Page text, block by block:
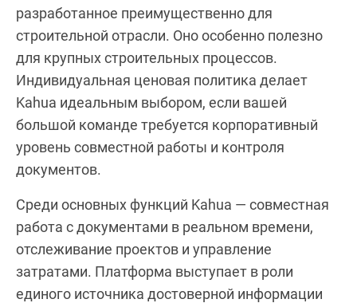
разработанное преимущественно для
строительной отрасли. Оно особенно полезно
для крупных строительных процессов.
Индивидуальная ценовая политика делает
Kahua идеальным выбором, если вашей
большой команде требуется корпоративный
уровень совместной работы и контроля
документов.
Среди основных функций Kahua — совместная
работа с документами в реальном времени,
отслеживание проектов и управление
затратами. Платформа выступает в роли
единого источника достоверной информации